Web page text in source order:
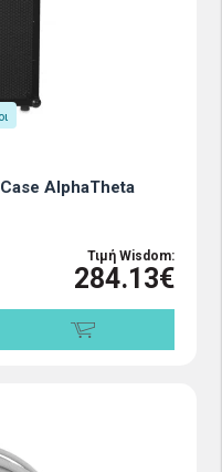
AlphaTheta
Τιμή Wisdom:
284.13€